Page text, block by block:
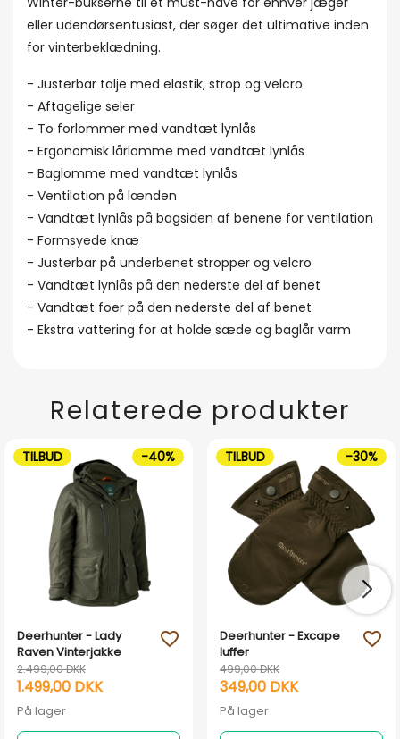
eller udendørsentusiast, der søger det ultimative inden
for vinterbeklædning.
- Justerbar talje med elastik, strop og velcro
- Aftagelige seler
- To forlommer med vandtæt lynlås
- Ergonomisk lårlomme med vandtæt lynlås
- Baglomme med vandtæt lynlås
- Ventilation på lænden
- Vandtæt lynlås på bagsiden af benene for ventilation
- Formsyede knæ
- Justerbar på underbenet stropper og velcro
- Vandtæt lynlås på den nederste del af benet
- Vandtæt foer på den nederste del af benet
- Ekstra vattering for at holde sæde og baglår varm
Relaterede produkter
Deerhunter - Lady
Raven Vinterjakke
2.499,00 DKK
1.499,00 DKK
På lager
favorite_outline
TILBUD -40%
Deerhunter - Excape
luffer
499,00 DKK
349,00 DKK
På lager
favorite_outline
TILBUD -30%